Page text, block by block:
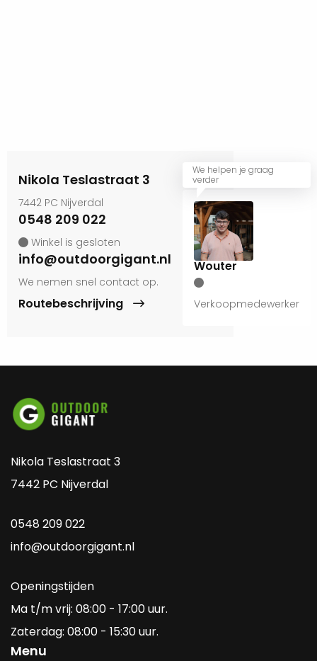
We helpen je graag
verder
Wouter
Verkoopmedewerker
Nikola Teslastraat 3
7442 PC Nijverdal
0548 209 022
Winkel is gesloten
info@outdoorgigant.nl
We nemen snel contact op.
Routebeschrijving
Nikola Teslastraat 3
7442 PC Nijverdal
0548 209 022
info@outdoorgigant.nl
Openingstijden
Ma t/m vrij: 08:00 - 17:00 uur.
Zaterdag: 08:00 - 15:30 uur.
Menu